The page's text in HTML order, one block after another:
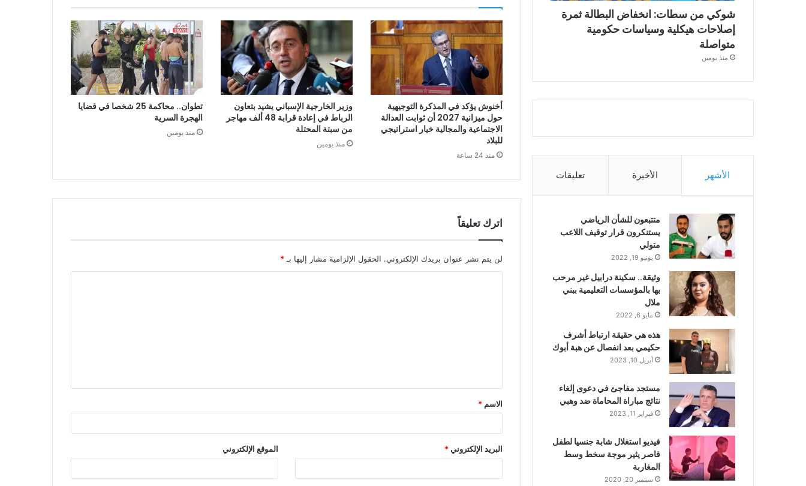
أخنوش يؤكد في المذكرة التوجيهية
حول ميزانية 2027 أن ثوابت العدالة
الاجتماعية والمجالية خيار استراتيجي
للبلاد
منذ 24 ساعة
وزير الخارجية الإسباني يشيد بتعاون
الرباط في إعادة قرابة 48 ألف مهاجر
من سبتة المحتلة
منذ يومين
تطوان.. محاكمة 25 شخصا في قضايا
الهجرة السرية
منذ يومين
اترك تعليقاً
لن يتم نشر عنوان بريدك الإلكتروني. الحقول الإلزامية مشار إليها بـ*
ق
*
الاسم *
البريد الإلكتروني* الموقع الإلكتروني
شوكي من سطات: انخفاض البطالة ثمرة
إصلاحات هيكلية وسياسات حكومية
متواصلة
منذ يومين
الأشهر الأخيرة تعليقات
متتبعون للشأن الرياضي
يستنكرون قرار توقيف اللاعب
متولي
يونيو 19, 2022
وثيقة.. سكينة درابيل غير مرحب
بها بالمؤسسات التعليمية ببني
ملال
مايو 6, 2022
هذه هي حقيقة ارتباط أشرف
حكيمي بعد انفصال عن هبة أبوك
أبريل 10, 2023
مستجد مفاجئ في دعوى إلغاء
نتائج مباراة المحاماة ضد وهبي
فبراير 11, 2023
فيديو استغلال شابة جنسيا لطفل
قاصر يثير موجة سخط وسط
المغاربة
سبتمبر 20, 2020